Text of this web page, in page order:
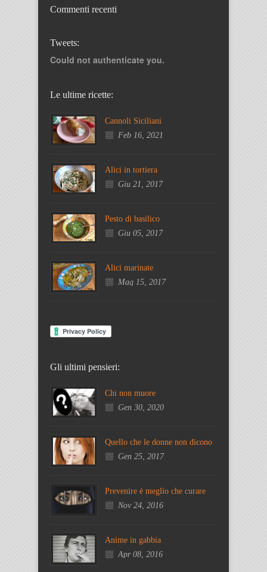
Commenti recenti
Tweets:
Could not authenticate you.
Le ultime ricette:
Cannoli Siciliani
Feb 16, 2021
Alici in tortiera
Giu 21, 2017
Pesto di basilico
Giu 05, 2017
Alici marinate
Mag 15, 2017
Gli ultimi pensieri:
Chi non muore
Gen 30, 2020
Quello che le donne non dicono
Gen 25, 2017
Prevenire è meglio che curare
Nov 24, 2016
Anime in gabbia
Apr 08, 2016